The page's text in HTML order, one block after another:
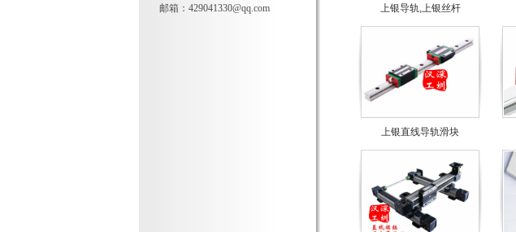
上银导轨,上银丝杆
上银直线导轨滑块
邮箱：429041330@qq.com